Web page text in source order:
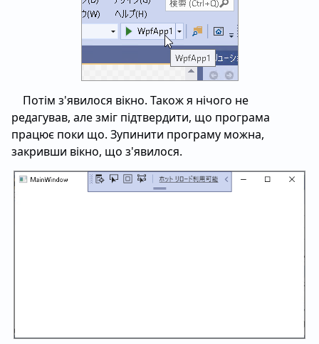
Потім з'явилося вікно. Також я нічого не
редагував, але зміг підтвердити, що програма
працює поки що. Зупинити програму можна,
закривши вікно, що з'явилося.